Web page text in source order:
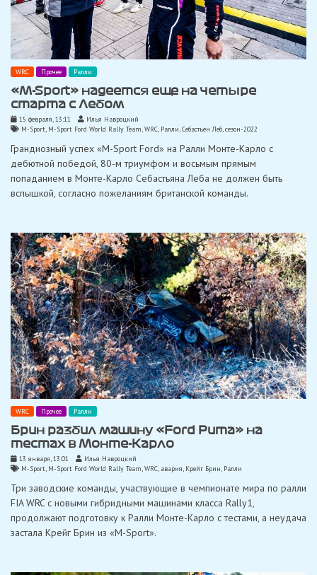
WRC Прочее Ралли
«M-Sport» надеется еще на четыре
старта с Лебом
15 февраля, 13:11
Илья Навроцкий
M-Sport, M-Sport Ford World Rally Team,WRC, Ралли,Себастьен Леб,сезон-2022
Грандиозный успех «M-Sport Ford» на Ралли Монте-Карло с
дебютной победой, 80-м триумфом и восьмым прямым
попаданием в Монте-Карло Себастьяна Леба не должен быть
вспышкой, согласно пожеланиям британской команды.
WRC Прочее Ралли
Брин разбил машину «Ford Puma» на
тестах в Монте-Карло
13 января, 13:01
Илья Навроцкий
M-Sport, M-Sport Ford World Rally Team,WRC, авария, Крейг Брин, Ралли
Три заводские команды, участвующие в чемпионате мира по ралли
FIA WRC с новыми гибридными машинами класса Rally1,
продолжают подготовку к Ралли Монте-Карло с тестами, а неудача
застала Крейг Брин из «M-Sport».